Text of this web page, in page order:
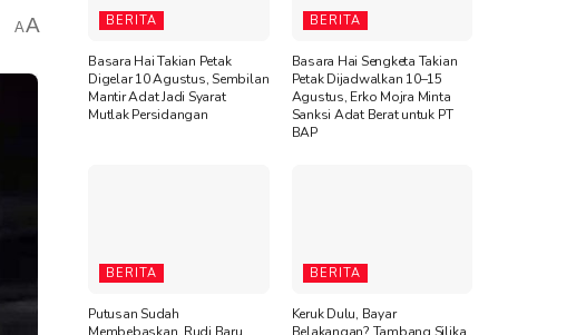
AA BERITA
Basara Hai Takian Petak
Digelar 10 Agustus, Sembilan
Mantir Adat Jadi Syarat
Mutlak Persidangan
BERITA
Basara Hai Sengketa Takian
Petak Dijadwalkan 10–15
Agustus, Erko Mojra Minta
Sanksi Adat Berat untuk PT
BAP
BERITA
Putusan Sudah
BERITA
Keruk Dulu, Bayar